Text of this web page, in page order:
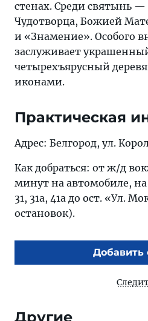
стенах. Среди святынь
Чудотворца, Божией
и «Знамение». Особого
заслуживает
четырехъярусный
иконами.
Практическая
Адрес: Белгород, ул.
Как добраться: от ж/д
минут на автомобиле,
31, 31а, 41а до ост. «Ул.
остановок).
Добавить
Другие